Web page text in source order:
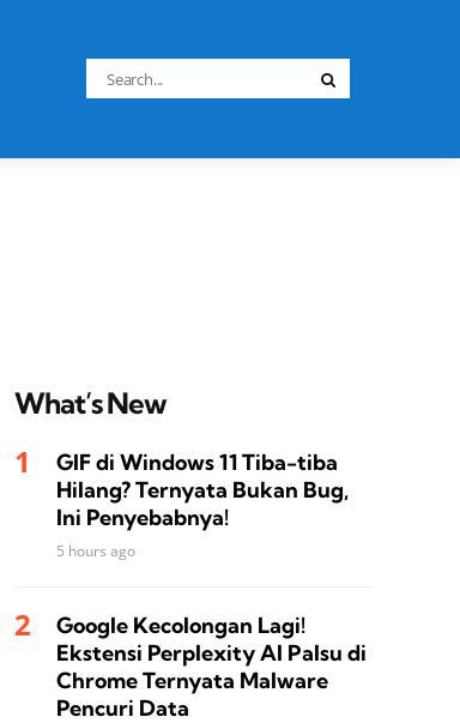
Search
for:
What’s New
GIF di Windows 11 Tiba-tiba
Hilang? Ternyata Bukan Bug,
Ini Penyebabnya!
5 hours ago
Google Kecolongan Lagi!
Ekstensi Perplexity AI Palsu di
Chrome Ternyata Malware
Pencuri Data